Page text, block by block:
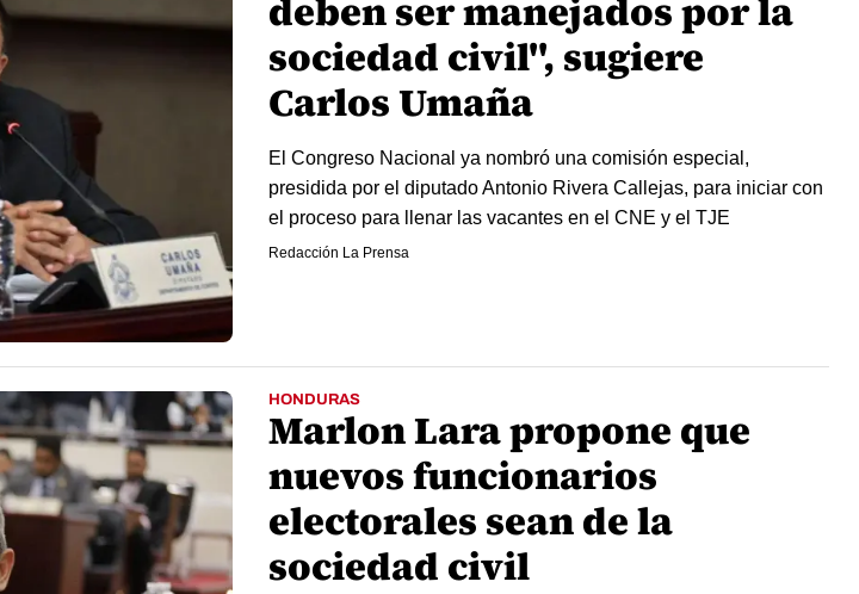
deben ser manejados por la
sociedad civil", sugiere
Carlos Umaña
El Congreso Nacional ya nombró una comisión especial,
presidida por el diputado Antonio Rivera Callejas, para iniciar con
el proceso para llenar las vacantes en el CNE y el TJE
Redacción La Prensa
HONDURAS
Marlon Lara propone que
nuevos funcionarios
electorales sean de la
sociedad civil